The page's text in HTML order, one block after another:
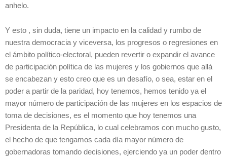
anhelo.
Y esto , sin duda, tiene un impacto en la calidad y rumbo de
nuestra democracia y viceversa, los progresos o regresiones en
el ámbito político-electoral, pueden revertir o expandir el avance
de participación política de las mujeres y los gobiernos que allá
se encabezan y esto creo que es un desafío, o sea, estar en el
poder a partir de la paridad, hoy tenemos, hemos tenido ya el
mayor número de participación de las mujeres en los espacios de
toma de decisiones, es el momento que hoy tenemos una
Presidenta de la República, lo cual celebramos con mucho gusto,
el hecho de que tengamos cada día mayor número de
gobernadoras tomando decisiones, ejerciendo ya un poder dentro